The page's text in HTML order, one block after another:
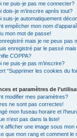
ne puis-je pas me connecter?
dois-je m’inscrire après tout?
suis-je automatiquement
empêcher mon nom
mon mot de passe!
mais je ne peux pas
enregistré par le passé
COPPA?
ne puis-je pas m’inscrire?
“Supprimer les cookies du
et paramètres de
modifier mes paramètres?
ne sont pas correctes!
mon fuseau horaire et
n’est pas dans la liste!
afficher une image sous mon
que mon rang et comment le